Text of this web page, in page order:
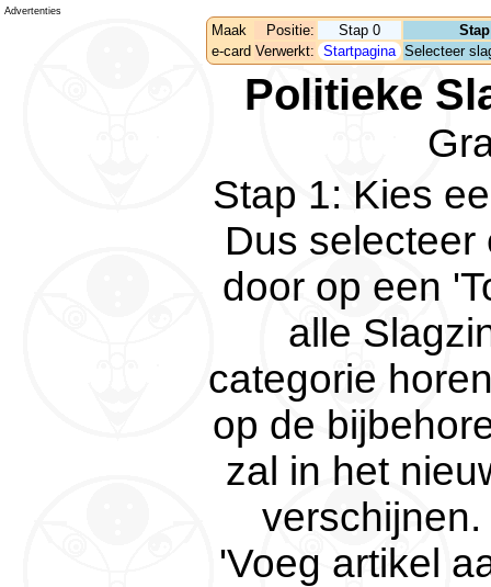
Advertenties
Maak Positie: Stap 0
e-card Verwerkt: Startpagina Selecteer
Politieke
Stap 1: Kies
Dus
door op een
alle
categorie
op de
zal in het
verschijnen.
'Voeg artikel